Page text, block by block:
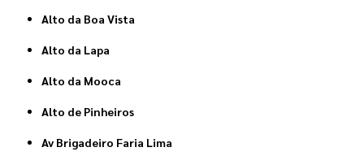
Alto da Boa Vista
Alto da Lapa
Alto da Mooca
Alto de Pinheiros
Av Brigadeiro Faria Lima